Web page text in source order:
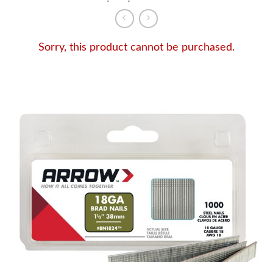
Sorry, this product cannot be purchased.